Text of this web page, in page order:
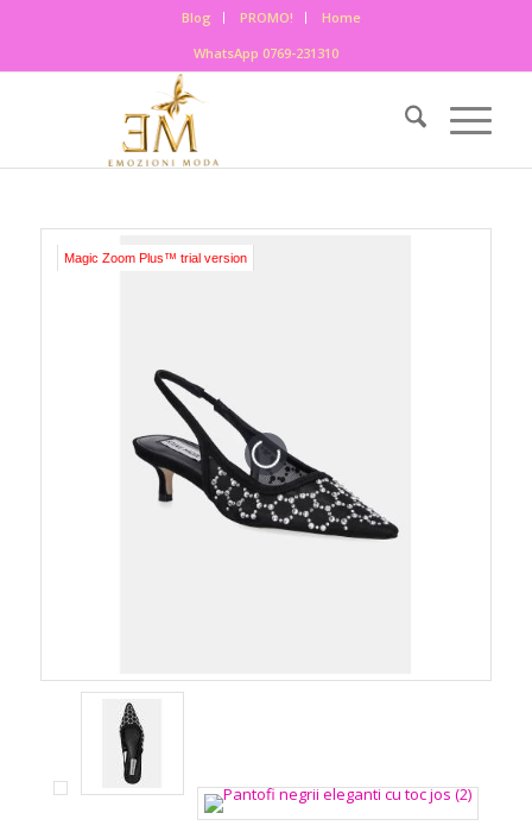
Blog PROMO!
Home
WhatsApp 0769-231310
Magic Zoom Plus™ trial version